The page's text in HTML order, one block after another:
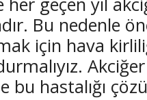
Bu nedenle
için hava
Akciğer
bu hastalığı